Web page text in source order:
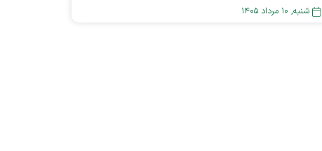
شنبه, ۱۰ مرداد ۱۴۰۵